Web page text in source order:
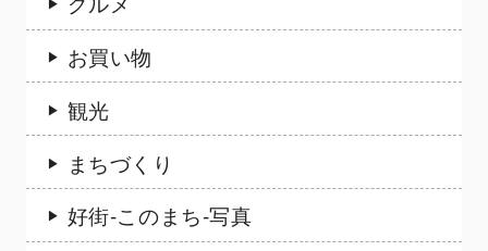
お買い物
観光
まちづくり
好街-このまち-写真